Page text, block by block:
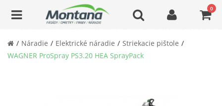
0
Náradie Elektrické náradie
Striekacie pištole
WAGNER ProSpray PS3.20 HEA SprayPack